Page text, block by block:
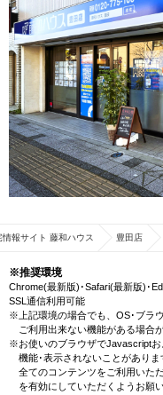
報サイト 藤和ハウス 豊田店
※推奨環境
Chrome(最新版)･Safari(最新版)･
SSL通信利用可能
※上記環境の場合でも、OS･ブラ
ご利用出来ない機能がある場合
※お使いのブラウザでJavascriptお
機能･表示されないことがありま
全てのコンテンツをご利用いた
を有効にしていただくようお願